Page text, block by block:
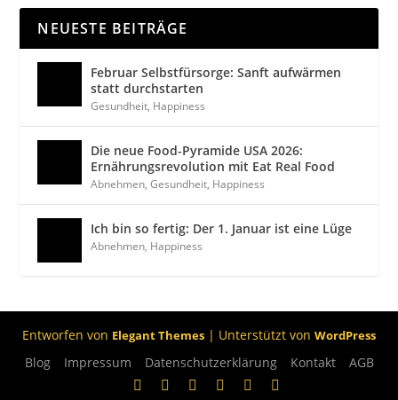
NEUESTE BEITRÄGE
Februar Selbstfürsorge: Sanft aufwärmen
statt durchstarten
Gesundheit, Happiness
Die neue Food-Pyramide USA 2026:
Ernährungsrevolution mit Eat Real Food
Abnehmen,Gesundheit, Happiness
Ich bin so fertig: Der 1. Januar ist eine Lüge
Abnehmen, Happiness
Entworfen von Elegant Themes | Unterstützt von WordPress
Blog Impressum Datenschutzerklärung Kontakt AGB